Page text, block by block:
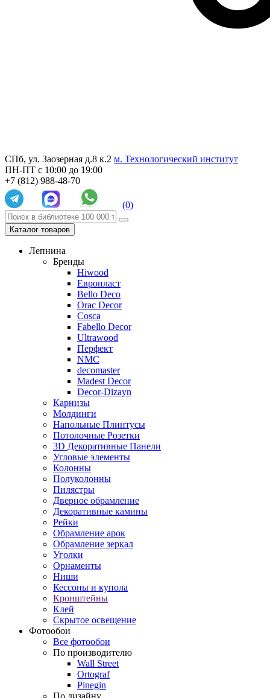
СПб, ул. Заозерная д.8 к.2 м. Технологический институт
ПН-ПТ с 10:00 до 19:00
+7 (812) 988-48-70
(0)
Каталог товаров
Лепнина
Бренды
Hiwood
Европласт
Bello Deco
Orac Decor
Cosca
Fabello Decor
Ultrawood
Перфект
NMC
decomaster
Madest Decor
Decor-Dizayn
Карнизы
Молдинги
Напольные Плинтусы
Потолочные Розетки
3D Декоративные Панели
Угловые элементы
Колонны
Полуколонны
Пилястры
Дверное обрамление
Декоративные камины
Рейки
Обрамление арок
Обрамление зеркал
Уголки
Орнаменты
Ниши
Кессоны и купола
Кронштейны
Клей
Скрытое освещение
Фотообои
Все фотообои
По производителю
Wall Street
Ortograf
Pinegin
По дизайну